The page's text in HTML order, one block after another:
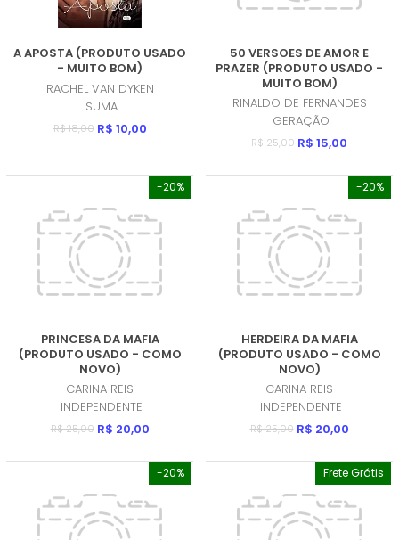
A APOSTA (PRODUTO USADO
- MUITO BOM)
RACHEL VAN DYKEN
SUMA
R$ 18,00 R$ 10,00
50 VERSOES DE AMOR E
PRAZER (PRODUTO USADO -
MUITO BOM)
RINALDO DE FERNANDES
GERAÇÃO
R$ 25,00 R$ 15,00
-20%
PRINCESA DA MAFIA
(PRODUTO USADO - COMO
NOVO)
CARINA REIS
INDEPENDENTE
R$ 25,00 R$ 20,00
-20%
HERDEIRA DA MAFIA
(PRODUTO USADO - COMO
NOVO)
CARINA REIS
INDEPENDENTE
R$ 25,00 R$ 20,00
-20% Frete Grátis